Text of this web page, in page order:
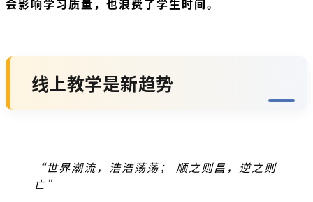
线上教学是新趋势
“世界潮流，浩浩荡荡；
顺之则昌，逆之则
亡”